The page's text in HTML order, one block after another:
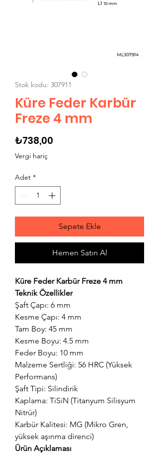
Stok kodu: 307911
Küre Feder Karbür
Freze 4 mm
₺738,00
Vergi hariç
Adet *
Sepete Ekle
Hemen Satın Al
Küre Feder Karbür Freze 4 mm
Teknik Özellikler
Şaft Çapı: 6 mm
Kesme Çapı: 4 mm
Tam Boy: 45 mm
Kesme Boyu: 4.5 mm
Feder Boyu: 10 mm
Malzeme Sertliği: 56 HRC (Yüksek
Performans)
Şaft Tipi: Silindirik
Kaplama: TiSiN (Titanyum Silisyum
Nitrür)
Karbür Kalitesi: MG (Mikro Gren,
yüksek aşınma direnci)
Ürün Açıklaması